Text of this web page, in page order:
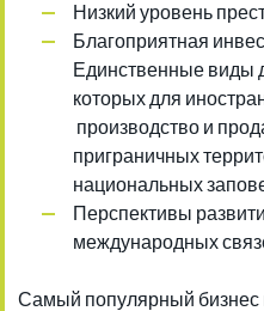
Низкий уровень
Благоприятная
Единственные виды
которых для
производство и
приграничных
национальных
Перспективы
международных
Самый популярный бизнес